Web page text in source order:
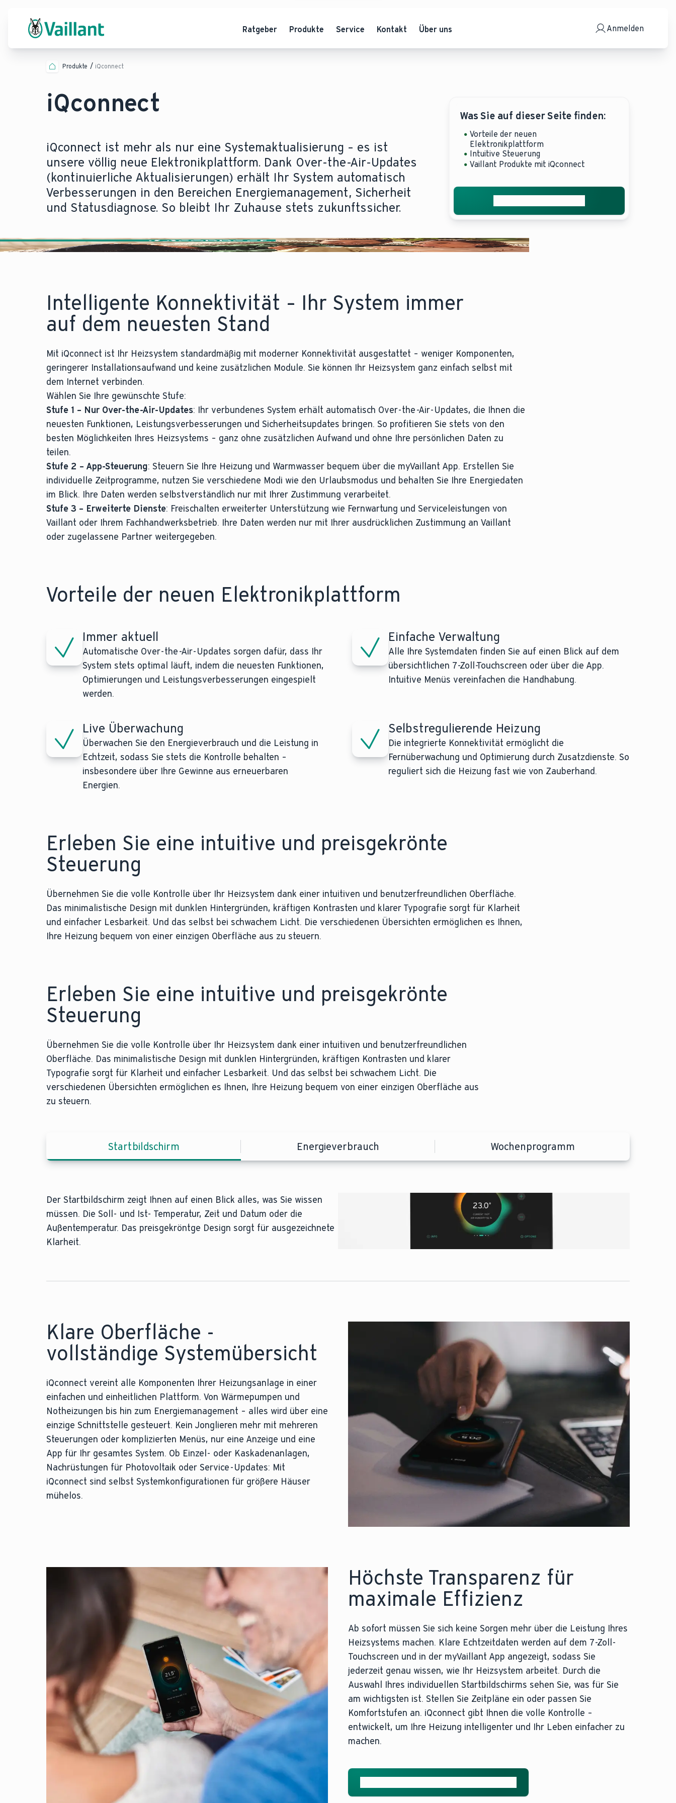
Ratgeber Produkte Service Kontakt Über uns Anmelden
Produkte iQconnect
iQconnect
iQconnect ist mehr als nur eine Systemaktualisierung – es ist
unsere völlig neue Elektronikplattform. Dank Over-the-Air-Updates
(kontinuierliche Aktualisierungen) erhält Ihr System automatisch
Verbesserungen in den Bereichen Energiemanagement, Sicherheit
und Statusdiagnose. So bleibt Ihr Zuhause stets zukunftssicher.
Was Sie auf dieser Seite finden:
Vorteile der neuen
Elektronikplattform
Intuitive Steuerung
Vaillant Produkte mit iQconnect
Intelligente Konnektivität – Ihr System immer
auf dem neuesten Stand
Mit iQconnect ist Ihr Heizsystem standardmäßig mit moderner Konnektivität ausgestattet – weniger Komponenten,
geringerer Installationsaufwand und keine zusätzlichen Module. Sie können Ihr Heizsystem ganz einfach selbst mit
dem Internet verbinden.
Wählen Sie Ihre gewünschte Stufe:
Stufe 1 – Nur Over-the-Air-Updates: Ihr verbundenes System erhält automatisch Over-the-Air-Updates, die Ihnen die
neuesten Funktionen, Leistungsverbesserungen und Sicherheitsupdates bringen. So profitieren Sie stets von den
besten Möglichkeiten Ihres Heizsystems – ganz ohne zusätzlichen Aufwand und ohne Ihre persönlichen Daten zu
teilen.
Stufe 2 – App-Steuerung: Steuern Sie Ihre Heizung und Warmwasser bequem über die myVaillant App. Erstellen Sie
individuelle Zeitprogramme, nutzen Sie verschiedene Modi wie den Urlaubsmodus und behalten Sie Ihre Energiedaten
im Blick. Ihre Daten werden selbstverständlich nur mit Ihrer Zustimmung verarbeitet.
Stufe 3 – Erweiterte Dienste: Freischalten erweiterter Unterstützung wie Fernwartung und Serviceleistungen von
Vaillant oder Ihrem Fachhandwerksbetrieb. Ihre Daten werden nur mit Ihrer ausdrücklichen Zustimmung an Vaillant
oder zugelassene Partner weitergegeben.
Vorteile der neuen Elektronikplattform
Immer aktuell
Automatische Over-the-Air-Updates sorgen dafür, dass Ihr
System stets optimal läuft, indem die neuesten Funktionen,
Optimierungen und Leistungsverbesserungen eingespielt
werden.
Einfache Verwaltung
Alle Ihre Systemdaten finden Sie auf einen Blick auf dem
übersichtlichen 7-Zoll-Touchscreen oder über die App.
Intuitive Menüs vereinfachen die Handhabung.
Live Überwachung
Überwachen Sie den Energieverbrauch und die Leistung in
Echtzeit, sodass Sie stets die Kontrolle behalten –
insbesondere über Ihre Gewinne aus erneuerbaren
Energien.
Selbstregulierende Heizung
Die integrierte Konnektivität ermöglicht die
Fernüberwachung und Optimierung durch Zusatzdienste. So
reguliert sich die Heizung fast wie von Zauberhand.
Erleben Sie eine intuitive und preisgekrönte
Steuerung
Übernehmen Sie die volle Kontrolle über Ihr Heizsystem dank einer intuitiven und benutzerfreundlichen Oberfläche.
Das minimalistische Design mit dunklen Hintergründen, kräftigen Kontrasten und klarer Typografie sorgt für Klarheit
und einfacher Lesbarkeit. Und das selbst bei schwachem Licht. Die verschiedenen Übersichten ermöglichen es Ihnen,
Ihre Heizung bequem von einer einzigen Oberfläche aus zu steuern.
Erleben Sie eine intuitive und preisgekrönte
Steuerung
Übernehmen Sie die volle Kontrolle über Ihr Heizsystem dank einer intuitiven und benutzerfreundlichen
Oberfläche. Das minimalistische Design mit dunklen Hintergründen, kräftigen Kontrasten und klarer
Typografie sorgt für Klarheit und einfacher Lesbarkeit. Und das selbst bei schwachem Licht. Die
verschiedenen Übersichten ermöglichen es Ihnen, Ihre Heizung bequem von einer einzigen Oberfläche aus
zu steuern.
Startbildschirm Energieverbrauch Wochenprogramm
Der Startbildschirm zeigt Ihnen auf einen Blick alles, was Sie wissen
müssen. Die Soll- und Ist- Temperatur, Zeit und Datum oder die
Außentemperatur. Das preisgekröntge Design sorgt für ausgezeichnete
Klarheit.
Behalten Sie Ihren Energieverbrauch stets im Auge von der
Gesamtnutzung bis hin zu einzelnen Bereichen wie Heizung,
Warmwasser und Betrieb.
Verwalten Sie das Wochenprogramm unabhängig für jede Heizzone für
die gesamte Woche in einer Ansicht. Nicht nur auf die Stunde
abgestimmt, sondern auch auf Ihre Bedürfnisse. Durch die Optimierung
Ihrer Betriebszeiten für Heizung und Warmwasser können Sie Ihren
Klare Oberfläche -
vollständige Systemübersicht
iQconnect vereint alle Komponenten Ihrer Heizungsanlage in einer
einfachen und einheitlichen Plattform. Von Wärmepumpen und
Notheizungen bis hin zum Energiemanagement – alles wird über eine
einzige Schnittstelle gesteuert. Kein Jonglieren mehr mit mehreren
Steuerungen oder komplizierten Menüs, nur eine Anzeige und eine
App für Ihr gesamtes System. Ob Einzel- oder Kaskadenanlagen,
Nachrüstungen für Photovoltaik oder Service-Updates: Mit
iQconnect sind selbst Systemkonfigurationen für größere Häuser
mühelos.
Höchste Transparenz für
maximale Effizienz
Ab sofort müssen Sie sich keine Sorgen mehr über die Leistung Ihres
Heizsystems machen. Klare Echtzeitdaten werden auf dem 7-Zoll-
Touchscreen und in der myVaillant App angezeigt, sodass Sie
jederzeit genau wissen, wie Ihr Heizsystem arbeitet. Durch die
Auswahl Ihres individuellen Startbildschirms sehen Sie, was für Sie
am wichtigsten ist. Stellen Sie Zeitpläne ein oder passen Sie
Komfortstufen an. iQconnect gibt Ihnen die volle Kontrolle –
entwickelt, um Ihre Heizung intelligenter und Ihr Leben einfacher zu
machen.